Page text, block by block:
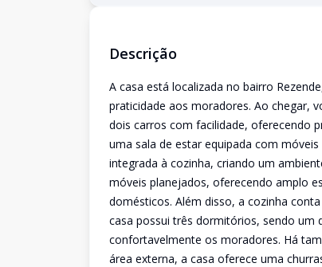
Descrição
A casa está localizada no bairro
praticidade aos moradores. Ao chegar,
dois carros com facilidade, oferecendo
uma sala de estar equipada com
integrada à cozinha, criando um
móveis planejados, oferecendo amplo
domésticos. Além disso, a cozinha
casa possui três dormitórios, sendo um
confortavelmente os moradores. Há
área externa, a casa oferece uma